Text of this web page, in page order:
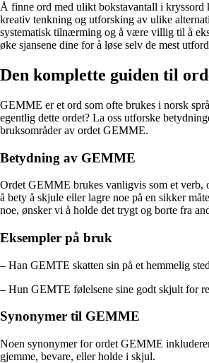
Å finne ord med ulikt bokstavantall i kryssord
kreativ tenkning og utforsking av ulike
systematisk tilnærming og å være villig til å
øke sjansene dine for å løse selv de mest
Den komplette guiden til
GEMME er et ord som ofte brukes i norsk
egentlig dette ordet? La oss utforske
bruksområder av ordet GEMME.
Betydning av GEMME
Ordet GEMME brukes vanligvis som et verb,
å bety å skjule eller lagre noe på en sikker
noe, ønsker vi å holde det trygt og borte fra
Eksempler på bruk
– Han GEMTE skatten sin på et hemmelig
– Hun GEMTE følelsene sine godt skjult for
Synonymer til GEMME
Noen synonymer for ordet GEMME
gjemme, bevare, eller holde i skjul.